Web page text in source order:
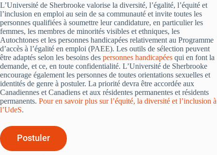
L’Université de Sherbrooke valorise la diversité, l’égalité, l’équité et
l’inclusion en emploi au sein de sa communauté et invite toutes les
personnes qualifiées à soumettre leur candidature, en particulier les
femmes, les membres de minorités visibles et ethniques, les
Autochtones et les personnes handicapées relativement au Programme
d’accès à l’égalité en emploi (PAEE). Les outils de sélection peuvent
être adaptés selon les besoins des personnes handicapées qui en font la
demande, et ce, en toute confidentialité. L’Université de Sherbrooke
encourage également les personnes de toutes orientations sexuelles et
identités de genre à postuler. La priorité devra être accordée aux
Canadiennes et Canadiens et aux résidentes permanentes et résidents
permanents. Pour en savoir plus sur l’équité, la diversité et l’inclusion à
l’UdeS.